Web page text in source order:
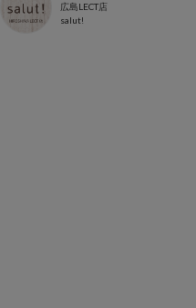
広島LECT店
salut!